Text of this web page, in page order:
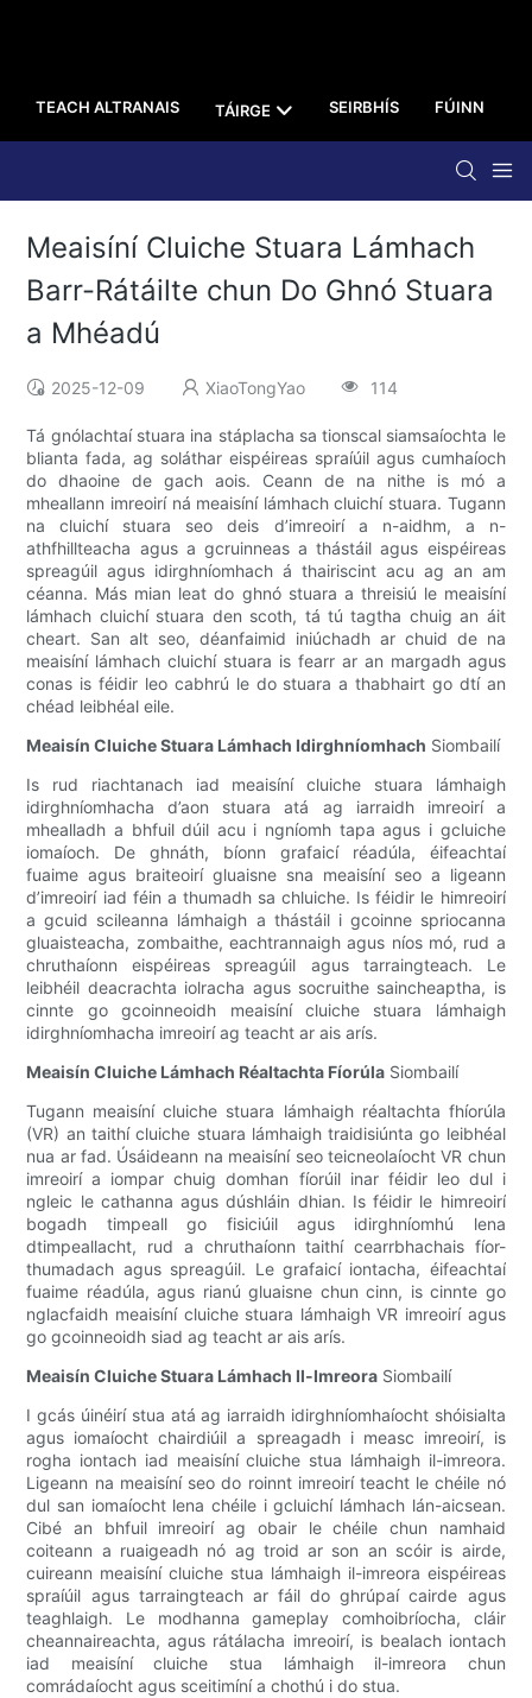
TEACH ALTRANAIS TÁIRGE SEIRBHÍS FÚINN
Meaisíní Cluiche Stuara Lámhach
Barr-Rátáilte chun Do Ghnó Stuara
a Mhéadú
2025-12-09 XiaoTongYao 114
Tá gnólachtaí stuara ina stáplacha sa tionscal siamsaíochta le
blianta fada, ag soláthar eispéireas spraíúil agus cumhaíoch
do dhaoine de gach aois. Ceann de na nithe is mó a
mheallann imreoirí ná meaisíní lámhach cluichí stuara. Tugann
na cluichí stuara seo deis d’imreoirí a n-aidhm, a n-
athfhillteacha agus a gcruinneas a thástáil agus eispéireas
spreagúil agus idirghníomhach á thairiscint acu ag an am
céanna. Más mian leat do ghnó stuara a threisiú le meaisíní
lámhach cluichí stuara den scoth, tá tú tagtha chuig an áit
cheart. San alt seo, déanfaimid iniúchadh ar chuid de na
meaisíní lámhach cluichí stuara is fearr ar an margadh agus
conas is féidir leo cabhrú le do stuara a thabhairt go dtí an
chéad leibhéal eile.
Meaisín Cluiche Stuara Lámhach Idirghníomhach Siombailí
Is rud riachtanach iad meaisíní cluiche stuara lámhaigh
idirghníomhacha d’aon stuara atá ag iarraidh imreoirí a
mhealladh a bhfuil dúil acu i ngníomh tapa agus i gcluiche
iomaíoch. De ghnáth, bíonn grafaicí réadúla, éifeachtaí
fuaime agus braiteoirí gluaisne sna meaisíní seo a ligeann
d’imreoirí iad féin a thumadh sa chluiche. Is féidir le himreoirí
a gcuid scileanna lámhaigh a thástáil i gcoinne spriocanna
gluaisteacha, zombaithe, eachtrannaigh agus níos mó, rud a
chruthaíonn eispéireas spreagúil agus tarraingteach. Le
leibhéil deacrachta iolracha agus socruithe saincheaptha, is
cinnte go gcoinneoidh meaisíní cluiche stuara lámhaigh
idirghníomhacha imreoirí ag teacht ar ais arís.
Meaisín Cluiche Lámhach Réaltachta Fíorúla Siombailí
Tugann meaisíní cluiche stuara lámhaigh réaltachta fhíorúla
(VR) an taithí cluiche stuara lámhaigh traidisiúnta go leibhéal
nua ar fad. Úsáideann na meaisíní seo teicneolaíocht VR chun
imreoirí a iompar chuig domhan fíorúil inar féidir leo dul i
ngleic le cathanna agus dúshláin dhian. Is féidir le himreoirí
bogadh timpeall go fisiciúil agus idirghníomhú lena
dtimpeallacht, rud a chruthaíonn taithí cearrbhachais fíor-
thumadach agus spreagúil. Le grafaicí iontacha, éifeachtaí
fuaime réadúla, agus rianú gluaisne chun cinn, is cinnte go
nglacfaidh meaisíní cluiche stuara lámhaigh VR imreoirí agus
go gcoinneoidh siad ag teacht ar ais arís.
Meaisín Cluiche Stuara Lámhach Il-Imreora Siombailí
I gcás úinéirí stua atá ag iarraidh idirghníomhaíocht shóisialta
agus iomaíocht chairdiúil a spreagadh i measc imreoirí, is
rogha iontach iad meaisíní cluiche stua lámhaigh il-imreora.
Ligeann na meaisíní seo do roinnt imreoirí teacht le chéile nó
dul san iomaíocht lena chéile i gcluichí lámhach lán-aicsean.
Cibé an bhfuil imreoirí ag obair le chéile chun namhaid
coiteann a ruaigeadh nó ag troid ar son an scóir is airde,
cuireann meaisíní cluiche stua lámhaigh il-imreora eispéireas
spraíúil agus tarraingteach ar fáil do ghrúpaí cairde agus
teaghlaigh. Le modhanna gameplay comhoibríocha, cláir
cheannaireachta, agus rátálacha imreoirí, is bealach iontach
iad meaisíní cluiche stua lámhaigh il-imreora chun
comrádaíocht agus sceitimíní a chothú i do stua.